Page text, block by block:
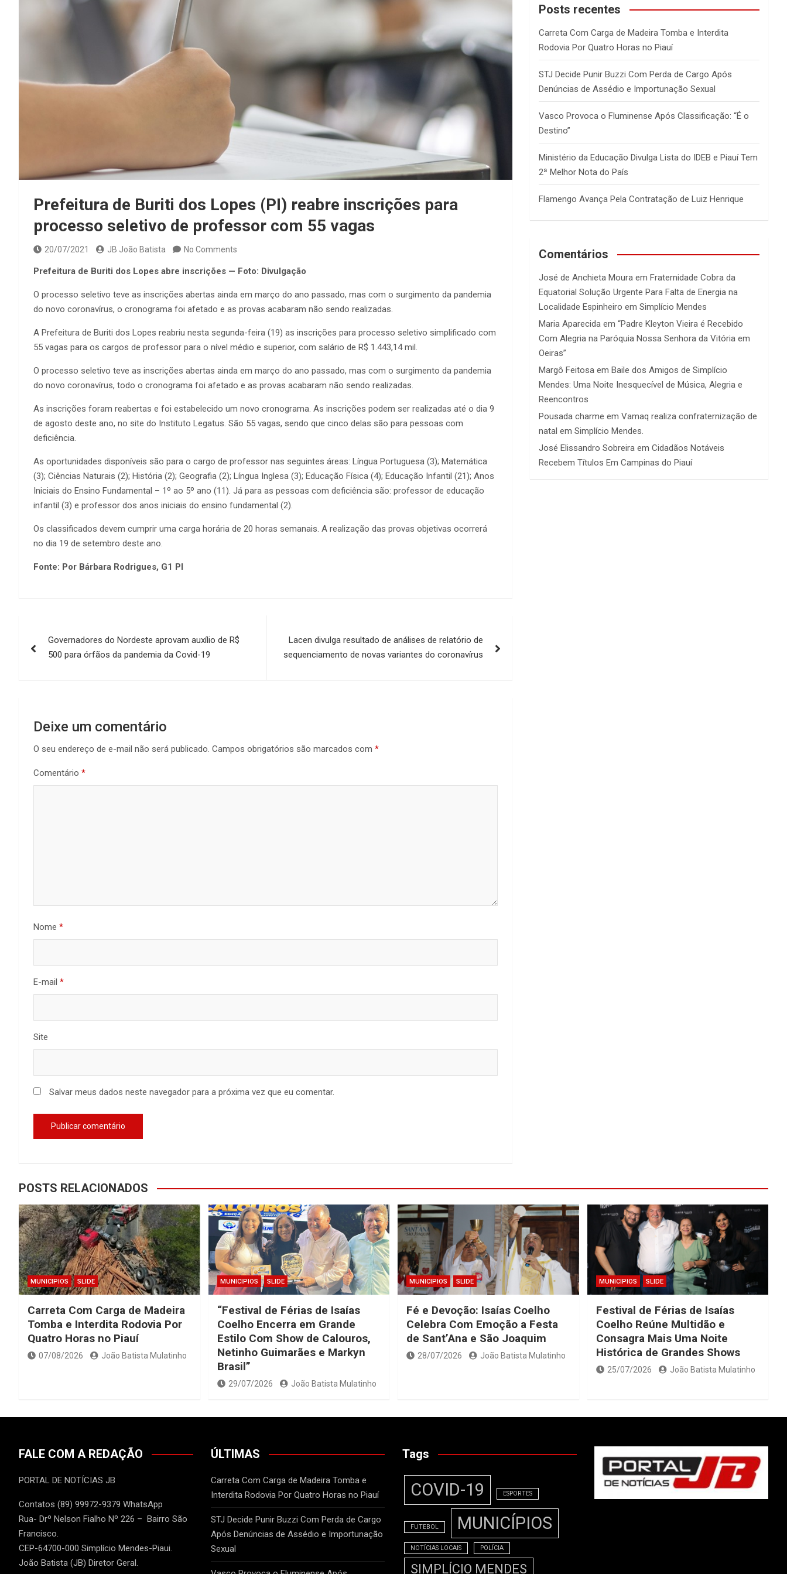
Prefeitura de Buriti dos Lopes (PI) reabre inscrições para
processo seletivo de professor com 55 vagas
20/07/2021 JB João Batista No Comments
Prefeitura de Buriti dos Lopes abre inscrições — Foto: Divulgação
O processo seletivo teve as inscrições abertas ainda em março do ano passado, mas com o surgimento da pandemia
do novo coronavírus, o cronograma foi afetado e as provas acabaram não sendo realizadas.
A Prefeitura de Buriti dos Lopes reabriu nesta segunda-feira (19) as inscrições para processo seletivo simplificado com
55 vagas para os cargos de professor para o nível médio e superior, com salário de R$ 1.443,14 mil.
O processo seletivo teve as inscrições abertas ainda em março do ano passado, mas com o surgimento da pandemia
do novo coronavírus, todo o cronograma foi afetado e as provas acabaram não sendo realizadas.
As inscrições foram reabertas e foi estabelecido um novo cronograma. As inscrições podem ser realizadas até o dia 9
de agosto deste ano, no site do Instituto Legatus. São 55 vagas, sendo que cinco delas são para pessoas com
deficiência.
As oportunidades disponíveis são para o cargo de professor nas seguintes áreas: Língua Portuguesa (3); Matemática
(3); Ciências Naturais (2); História (2); Geografia (2); Língua Inglesa (3); Educação Física (4); Educação Infantil (21); Anos
Iniciais do Ensino Fundamental – 1º ao 5º ano (11). Já para as pessoas com deficiência são: professor de educação
infantil (3) e professor dos anos iniciais do ensino fundamental (2).
Os classificados devem cumprir uma carga horária de 20 horas semanais. A realização das provas objetivas ocorrerá
no dia 19 de setembro deste ano.
Fonte: Por Bárbara Rodrigues, G1 PI
de
Post
Governadores do Nordeste aprovam auxílio de R$
500 para órfãos da pandemia da Covid-19
Lacen divulga resultado de análises de relatório de
sequenciamento de novas variantes do coronavírus
Deixe um comentário
O seu endereço de e-mail não será publicado. Campos obrigatórios são marcados com *
Comentário *
Nome *
E-mail *
Site
Salvar meus dados neste navegador para a próxima vez que eu comentar.
c
Posts recentes
Carreta Com Carga de Madeira Tomba e Interdita
Rodovia Por Quatro Horas no Piauí
STJ Decide Punir Buzzi Com Perda de Cargo Após
Denúncias de Assédio e Importunação Sexual
Vasco Provoca o Fluminense Após Classificação: “É o
Destino”
Ministério da Educação Divulga Lista do IDEB e Piauí Tem
2ª Melhor Nota do País
Flamengo Avança Pela Contratação de Luiz Henrique
Comentários
José de Anchieta Moura emFraternidade Cobra da
Equatorial Solução Urgente Para Falta de Energia na
Localidade Espinheiro em Simplício Mendes
Maria Aparecida em“Padre Kleyton Vieira é Recebido
Com Alegria na Paróquia Nossa Senhora da Vitória em
Oeiras”
Margô Feitosa emBaile dos Amigos de Simplício
Mendes: Uma Noite Inesquecível de Música, Alegria e
Reencontros
Pousada charme emVamaq realiza confraternização de
natal em Simplício Mendes.
José Elissandro Sobreira emCidadãos Notáveis
Recebem Títulos Em Campinas do Piauí
POSTS RELACIONADOS
MUNICIPIOS SLIDE
Carreta Com Carga de Madeira
Tomba e Interdita Rodovia Por
Quatro Horas no Piauí
07/08/2026 João Batista Mulatinho
MUNICIPIOS SLIDE
“Festival de Férias de Isaías
Coelho Encerra em Grande
Estilo Com Show de Calouros,
Netinho Guimarães e Markyn
Brasil”
29/07/2026 João Batista Mulatinho
MUNICIPIOS SLIDE
Fé e Devoção: Isaías Coelho
Celebra Com Emoção a Festa
de Sant’Ana e São Joaquim
28/07/2026 João Batista Mulatinho
MUNICIPIOS SLIDE
Festival de Férias de Isaías
Coelho Reúne Multidão e
Consagra Mais Uma Noite
Histórica de Grandes Shows
25/07/2026 João Batista Mulatinho
FALE COM A REDAÇÃO
PORTAL DE NOTÍCIAS JB
Contatos (89) 99972-9379 WhatsApp
Rua- Drº Nelson Fialho Nº 226 – Bairro São
Francisco.
CEP-64700-000 Simplício Mendes-Piaui.
João Batista (JB) Diretor Geral.
ÚLTIMAS
Carreta Com Carga de Madeira Tomba e
Interdita Rodovia Por Quatro Horas no Piauí
STJ Decide Punir Buzzi Com Perda de Cargo
Após Denúncias de Assédio e Importunação
Sexual
Tags
COVID-19 ESPORTES
FUTEBOL MUNICÍPIOS
NOTÍCIAS LOCAIS POLÍCIA
SIMPLÍCIO MENDES